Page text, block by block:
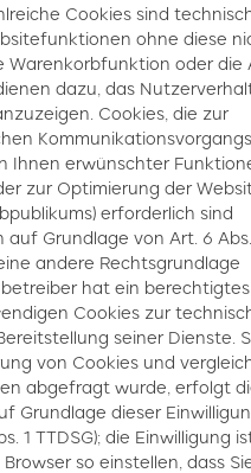
Cookies sind
ohne diese
Warenkorbfunktion oder die
dazu, das
Cookies, die zur
Ihnen erwünschter
zur Optimierung der
erforderlich sind
Grundlage von Art. 6
andere Rechtsgrundlage
hat ein
Cookies zur
seiner Dienste.
von Cookies und
abgefragt wurde, erfolgt
Grundlage dieser
1 TTDSG); die Einwilligung
so einstellen, dass